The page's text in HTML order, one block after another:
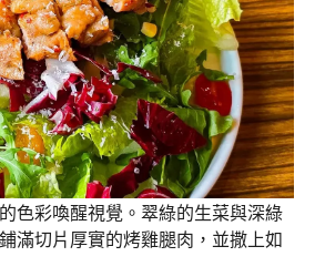
色彩喚醒視覺。翠綠的生菜與深綠
滿切片厚實的烤雞腿肉，並撒上如